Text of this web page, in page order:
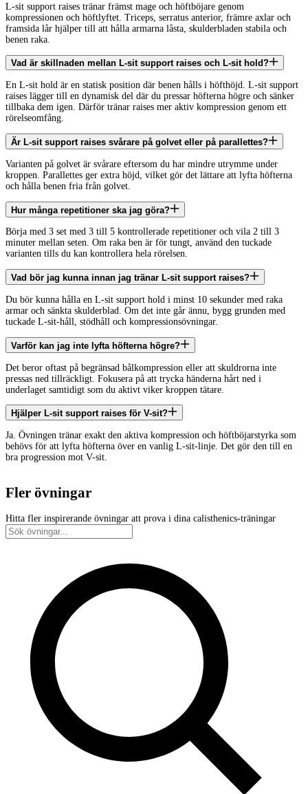
L-sit support raises tränar främst mage och höftböjare genom
kompressionen och höftlyftet. Triceps, serratus anterior, främre axlar och
framsida lår hjälper till att hålla armarna låsta, skulderbladen stabila och
benen raka.
Vad är skillnaden mellan L-sit support raises och L-sit hold?
En L-sit hold är en statisk position där benen hålls i höfthöjd. L-sit support
raises lägger till en dynamisk del där du pressar höfterna högre och sänker
tillbaka dem igen. Därför tränar raises mer aktiv kompression genom ett
rörelseomfång.
Är L-sit support raises svårare på golvet eller på parallettes?
Varianten på golvet är svårare eftersom du har mindre utrymme under
kroppen. Parallettes ger extra höjd, vilket gör det lättare att lyfta höfterna
och hålla benen fria från golvet.
Hur många repetitioner ska jag göra?
Börja med 3 set med 3 till 5 kontrollerade repetitioner och vila 2 till 3
minuter mellan seten. Om raka ben är för tungt, använd den tuckade
varianten tills du kan kontrollera hela rörelsen.
Vad bör jag kunna innan jag tränar L-sit support raises?
Du bör kunna hålla en L-sit support hold i minst 10 sekunder med raka
armar och sänkta skulderblad. Om det inte går ännu, bygg grunden med
tuckade L-sit-håll, stödhåll och kompressionsövningar.
Varför kan jag inte lyfta höfterna högre?
Det beror oftast på begränsad bålkompression eller att skuldrorna inte
pressas ned tillräckligt. Fokusera på att trycka händerna hårt ned i
underlaget samtidigt som du aktivt viker kroppen tätare.
Hjälper L-sit support raises för V-sit?
Ja. Övningen tränar exakt den aktiva kompression och höftböjarstyrka som
behövs för att lyfta höfterna över en vanlig L-sit-linje. Det gör den till en
bra progression mot V-sit.
Fler övningar
Hitta fler inspirerande övningar att prova i dina calisthenics-träningar